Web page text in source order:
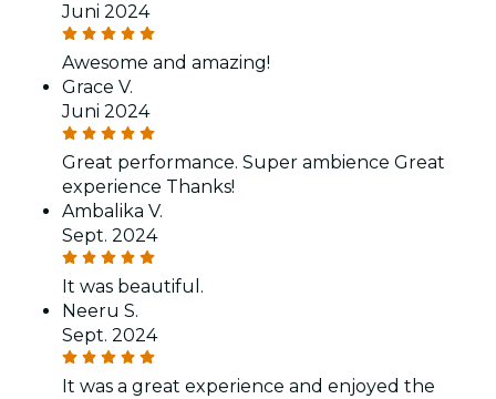
Juni 2024
Awesome and amazing!
Grace V.
Juni 2024
Great performance. Super ambience Great
experience Thanks!
Ambalika V.
Sept. 2024
It was beautiful.
Neeru S.
Sept. 2024
It was a great experience and enjoyed the